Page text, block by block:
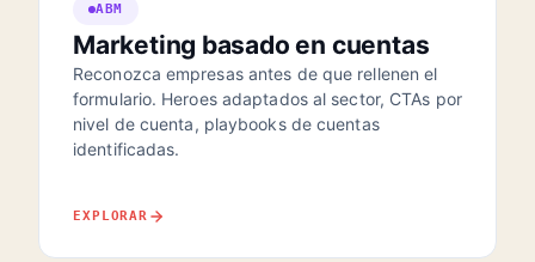
ABM
Marketing basado en cuentas
Reconozca empresas antes de que rellenen el
formulario. Heroes adaptados al sector, CTAs por
nivel de cuenta, playbooks de cuentas
identificadas.
EXPLORAR